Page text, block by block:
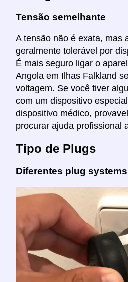
Tensão semelhante
A tensão não é exata, mas
geralmente tolerável por
É mais seguro ligar o
Angola em Ilhas Falkland
voltagem. Se você tiver
com um dispositivo
dispositivo médico,
procurar ajuda profissional
Tipo de Plugs
Diferentes plug systems